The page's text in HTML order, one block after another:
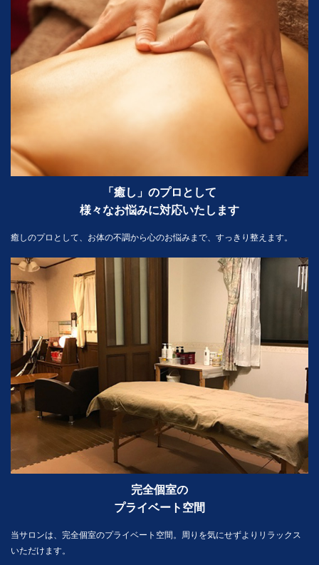
「癒し」のプロとして
様々なお悩みに対応いたします
癒しのプロとして、お体の不調から心のお悩みまで、すっきり整えます。
完全個室の
プライベート空間
当サロンは、完全個室のプライベート空間。周りを気にせずよりリラックス
いただけます。